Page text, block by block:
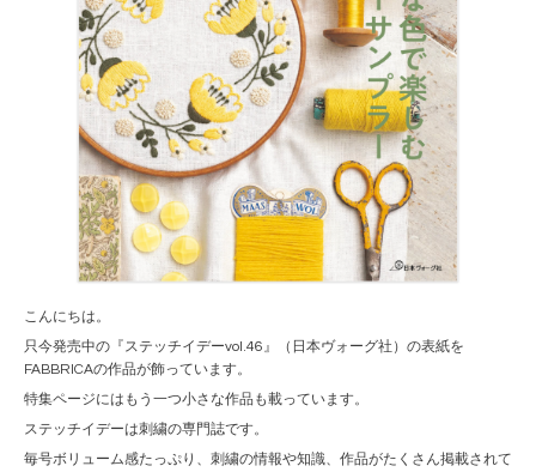
こんにちは。
只今発売中の『ステッチイデーvol.46』（日本ヴォーグ社）の表紙を
FABBRICAの作品が飾っています。
特集ページにはもう一つ小さな作品も載っています。
ステッチイデーは刺繍の専門誌です。
毎号ボリューム感たっぷり、刺繍の情報や知識、作品がたくさん掲載されて